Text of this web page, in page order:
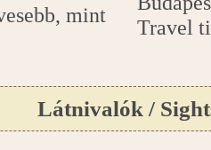
mint
Travel
Látnivalók /